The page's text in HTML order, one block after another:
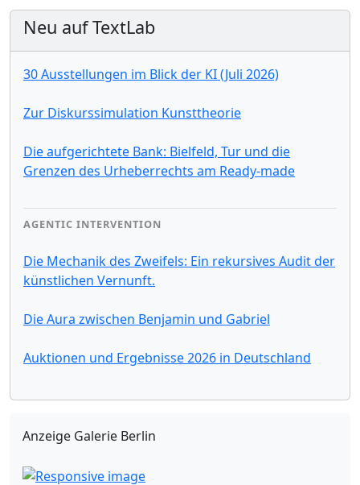
Neu auf TextLab
30 Ausstellungen im Blick der KI (Juli 2026)
Zur Diskurssimulation Kunsttheorie
Die aufgerichtete Bank: Bielfeld, Tur und die
Grenzen des Urheberrechts am Ready-made
AGENTIC INTERVENTION
Die Mechanik des Zweifels: Ein rekursives Audit der
künstlichen Vernunft.
Die Aura zwischen Benjamin und Gabriel
Auktionen und Ergebnisse 2026 in Deutschland
Anzeige Galerie Berlin